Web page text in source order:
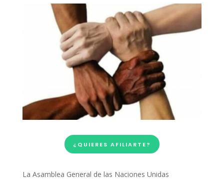
¿QUIERES AFILIARTE?
La Asamblea General de las Naciones Unidas